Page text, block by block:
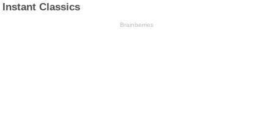
Instant Classics
Brainberries